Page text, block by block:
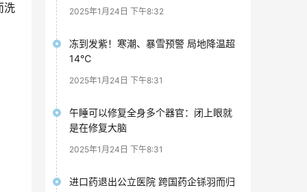
洗
2025年1月24日 下午8:32
冻到发紫！寒潮、暴雪预警 局地降温超
14℃
2025年1月24日 下午8:31
午睡可以修复全身多个器官：闭上眼就
是在修复大脑
2025年1月24日 下午8:31
进口药退出公立医院 跨国药企铩羽而归